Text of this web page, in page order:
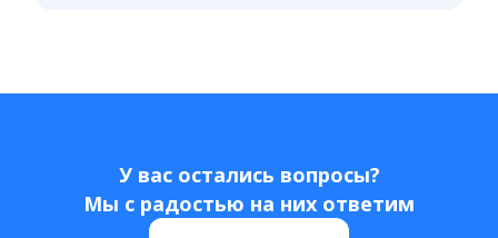
У вас остались вопросы?
Мы с радостью на них ответим